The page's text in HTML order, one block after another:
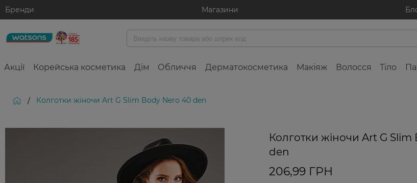
Бренди Магазини
Акції Корейська косметика Дім Обличчя Дерматокосметика Макіяж Волосся Тіло
/ Колготки жіночи Art G Slim Body Nero 40 den
Колготки жіночи Art G
den
206,99 ГРН